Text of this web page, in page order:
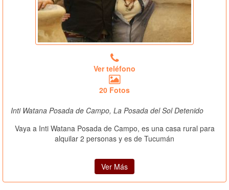
Ver teléfono
20 Fotos
Inti Watana Posada de Campo, La Posada del Sol Detenido
Vaya a Inti Watana Posada de Campo, es una casa rural para
alquilar 2 personas y es de Tucumán
Ver Más